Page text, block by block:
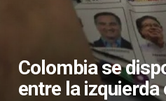
Colombia se
entre la izquierda